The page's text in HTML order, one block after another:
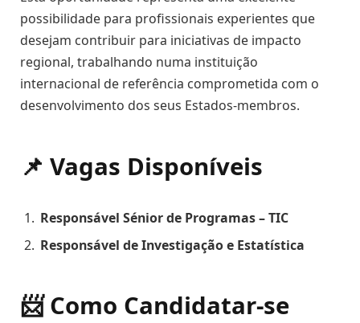
possibilidade para profissionais experientes que
desejam contribuir para iniciativas de impacto
regional, trabalhando numa instituição
internacional de referência comprometida com o
desenvolvimento dos seus Estados-membros.
📌 Vagas Disponíveis
Responsável Sénior de Programas – TIC
Responsável de Investigação e Estatística
📨 Como Candidatar-se